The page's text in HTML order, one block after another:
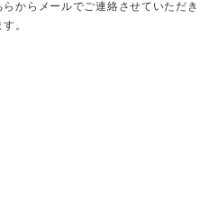
からメールでご連絡させていただき
。